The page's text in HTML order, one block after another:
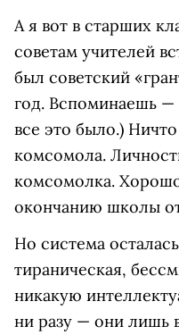
А я вот в старших
советам учителей
был советский
год. Вспоминаешь —
все это было.)
комсомола.
комсомолка.
окончанию школы
Но система
тираническая,
никакую
ни разу — они лишь